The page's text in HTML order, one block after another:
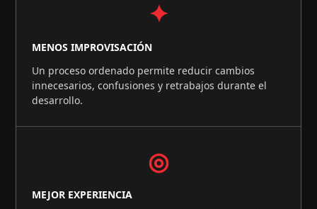
✦
MENOS IMPROVISACIÓN
Un proceso ordenado permite reducir cambios
innecesarios, confusiones y retrabajos durante el
desarrollo.
◎
MEJOR EXPERIENCIA